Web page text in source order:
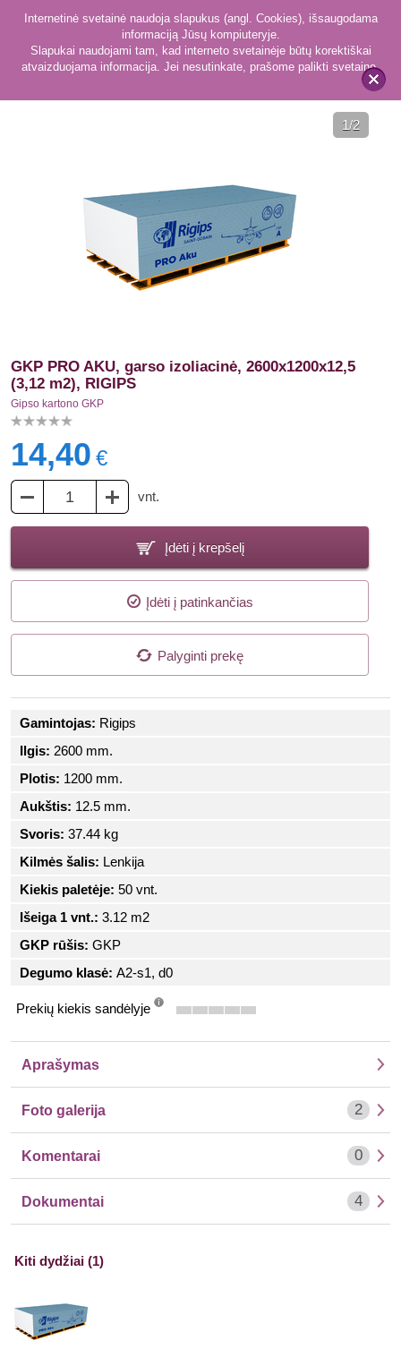
x
Internetinė svetainė naudoja slapukus (angl. Cookies), išsaugodama
informaciją Jūsų kompiuteryje.
Slapukai naudojami tam, kad interneto svetainėje būtų korektiškai
atvaizduojama informacija. Jei nesutinkate, prašome palikti svetainę.
Gipso kartono GKP 35
1/2
GKP PRO AKU, garso izoliacinė, 2600x1200x12,5
(3,12 m2), RIGIPS
Gipso kartono GKP
14,40 €
vnt.
Įdėti į krepšelį
Įdėti į patinkančias
Palyginti prekę
Gamintojas: Rigips
Ilgis: 2600 mm.
Plotis: 1200 mm.
Aukštis: 12.5 mm.
Svoris: 37.44 kg
Kilmės šalis: Lenkija
Kiekis paletėje: 50 vnt.
Išeiga 1 vnt.: 3.12 m2
GKP rūšis: GKP
Degumo klasė: A2-s1, d0
Prekių kiekis sandėlyje
Aprašymas
Foto galerija 2
Komentarai 0
Dokumentai 4
Kiti dydžiai (1)